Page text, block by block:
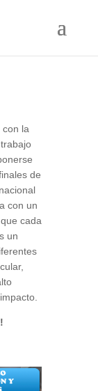
con la
de
con un
cada
un